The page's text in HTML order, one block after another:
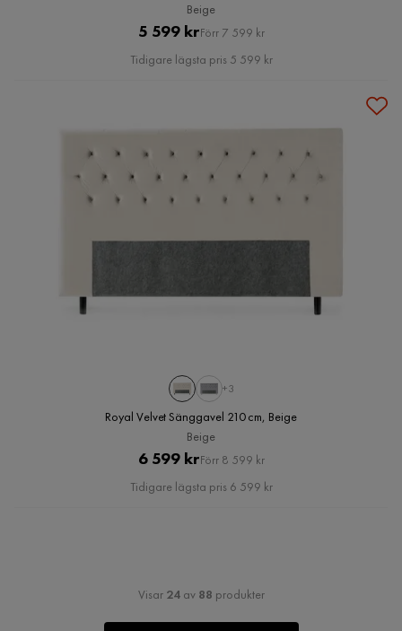
Beige
Pris
5 599 krOriginal
Pris
Förr 7 599 kr
Tidigare lägsta pris 5 599 kr
+3
Royal Velvet Sänggavel 210 cm, Beige
Beige
Pris
6 599 krOriginal
Pris
Förr 8 599 kr
Tidigare lägsta pris 6 599 kr
Visar 24av 88 produkter